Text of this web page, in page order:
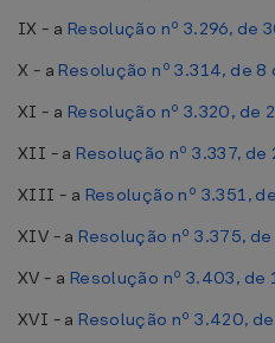
IX - a Resolução nº 3.296, de
X - a Resolução nº 3.314, de
XI - a Resolução nº 3.320, de
XII - a Resolução nº 3.337,
XIII - a Resolução nº 3.351,
XIV - a Resolução nº 3.375,
XV - a Resolução nº 3.403,
XVI - a Resolução nº 3.420,